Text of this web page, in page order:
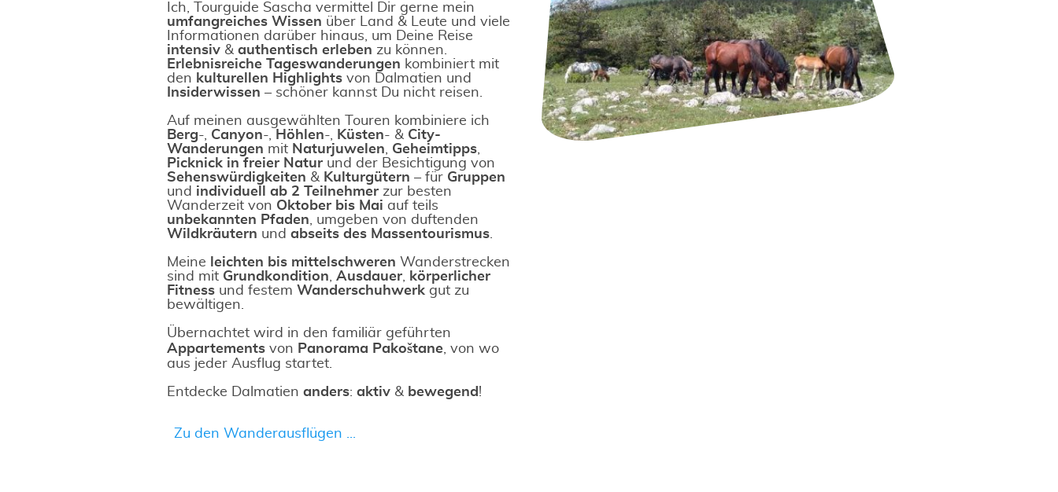
Ich, Tourguide Sascha vermittel Dir gerne mein
umfangreiches Wissen über Land & Leute und viele
Informationen darüber hinaus, um Deine Reise
intensiv & authentisch erleben zu können.
Erlebnisreiche Tageswanderungen kombiniert mit
den kulturellen Highlights von Dalmatien und
Insiderwissen – schöner kannst Du nicht reisen.
Auf meinen ausgewählten Touren kombiniere ich
Berg-, Canyon-, Höhlen-, Küsten- & City-
Wanderungen mit Naturjuwelen, Geheimtipps,
Picknick in freier Natur und der Besichtigung von
Sehenswürdigkeiten & Kulturgütern – für Gruppen
und individuell ab 2 Teilnehmer zur besten
Wanderzeit von Oktober bis Mai auf teils
unbekannten Pfaden, umgeben von duftenden
Wildkräutern und abseits des Massentourismus.
Meine
leichten bis mittelschweren Wanderstrecken
sind mit Grundkondition, Ausdauer, körperlicher
Fitness und festem Wanderschuhwerk gut zu
bewältigen.
Übernachtet wird in den familiär geführten
Appartements von Panorama Pakoštane, von wo
aus jeder Ausflug startet.
Entdecke Dalmatien anders: aktiv & bewegend !
Zu den Wanderausflügen ...